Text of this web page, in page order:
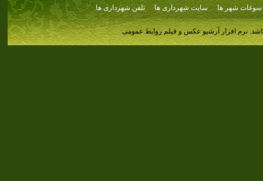
سوغات شهر ها سایت شهرداری ها تلفن شهرداری ها
نرم افزار آرشیو عکس و فیلم روابط عمومی